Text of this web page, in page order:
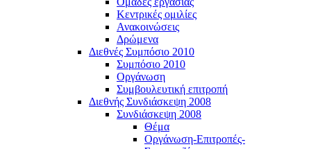
Κεντρικές ομιλίες
Ανακοινώσεις
Δρώμενα
Διεθνές Συμπόσιο 2010
Συμπόσιο 2010
Οργάνωση
Συμβουλευτική επιτροπή
Διεθνής Συνδιάσκεψη 2008
Συνδιάσκεψη 2008
Θέμα
Οργάνωση-Επιτροπές-